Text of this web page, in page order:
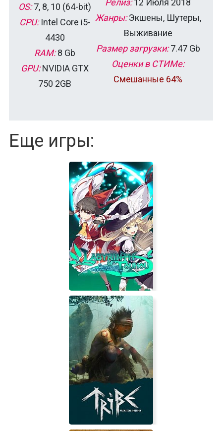
OS:7, 8, 10 (64-bit)
CPU:Intel Core i5-
4430
RAM:8 Gb
GPU:NVIDIA GTX
750 2GB
Жанры:Экшены, Шутеры,
Выживание
Размер загрузки:7.47 Gb
Оценки в СТИМе:
Смешанные 64%
Еще игры:
LABYRINTH OF TOUHOU -
GENSOKYO AND THE HEAVEN-
PIERCING TREE